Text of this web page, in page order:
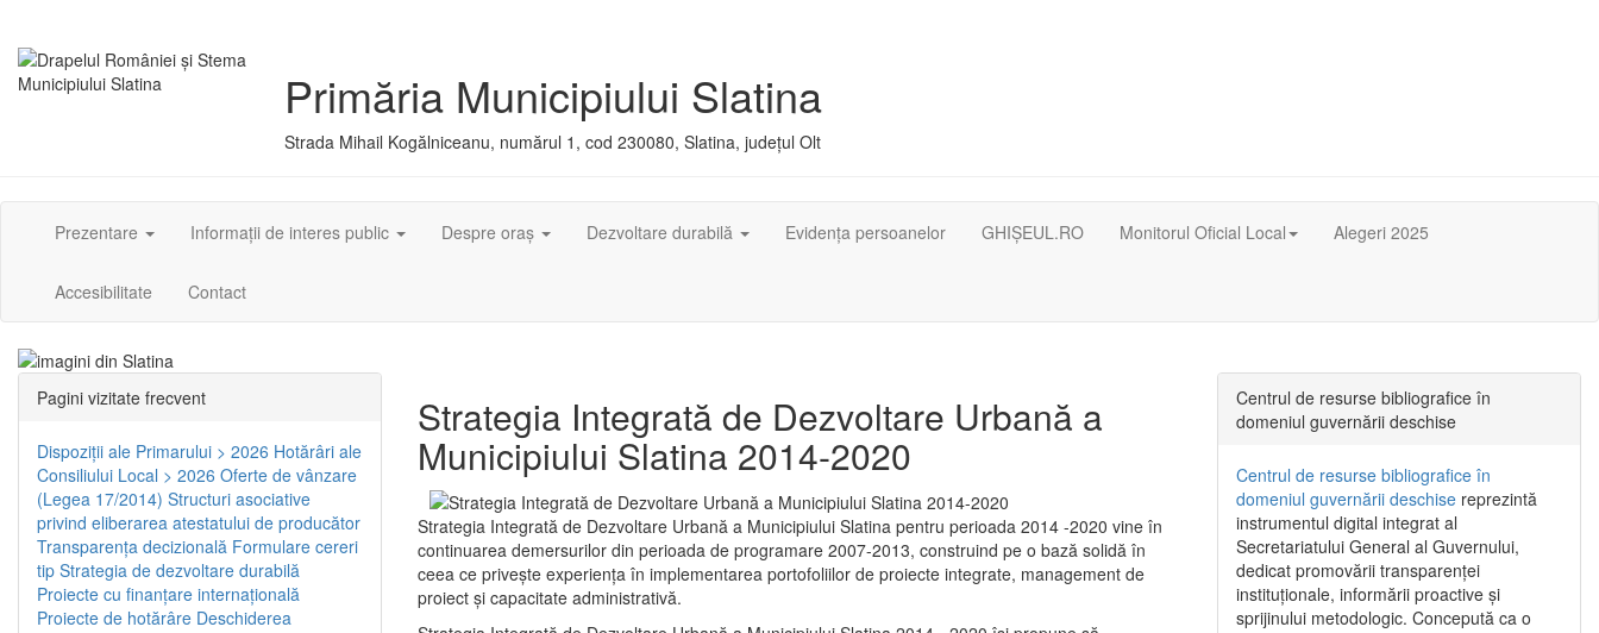
Primăria Municipiului Slatina
Strada Mihail Kogălniceanu, numărul 1, cod 230080, Slatina, județul Olt
Prezentare Informații de interes public Despre oraș Dezvoltare durabilă Evidența persoanelor GHIȘEUL.RO Monitorul Oficial Local Alegeri 2025
Accesibilitate Contact
Strategia Integrată de Dezvoltare Urbană a
Municipiului Slatina 2014-2020
Strategia Integrată de Dezvoltare Urbană a Municipiului Slatina pentru perioada 2014 -2020 vine în
continuarea demersurilor din perioada de programare 2007-2013, construind pe o bază solidă în
ceea ce priveşte experienţa în implementarea portofoliilor de proiecte integrate, management de
proiect și capacitate administrativă.
Pagini vizitate frecvent
Dispoziţii ale Primarului > 2026 Hotărâri ale
Consiliului Local > 2026 Oferte de vânzare
(Legea 17/2014) Structuri asociative
privind eliberarea atestatului de producător
Transparenţa decizională Formulare cereri
tip Strategia de dezvoltare durabilă
Proiecte cu finanţare internaţională
Proiecte de hotărâre Deschiderea
Centrul de resurse bibliografice în
domeniul guvernării deschise
Centrul de resurse bibliografice în
domeniul guvernării deschise reprezintă
instrumentul digital integrat al
Secretariatului General al Guvernului,
dedicat promovării transparenței
instituționale, informării proactive și
sprijinului metodologic. Concepută ca o